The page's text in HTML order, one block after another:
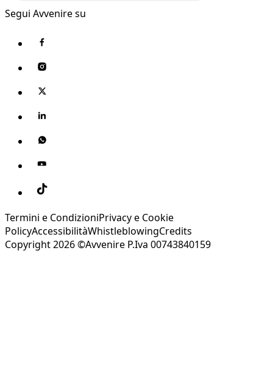
Segui Avvenire su
Termini e CondizioniPrivacy e Cookie
PolicyAccessibilitàWhistleblowingCredits
Copyright 2026 ©Avvenire P.Iva 00743840159